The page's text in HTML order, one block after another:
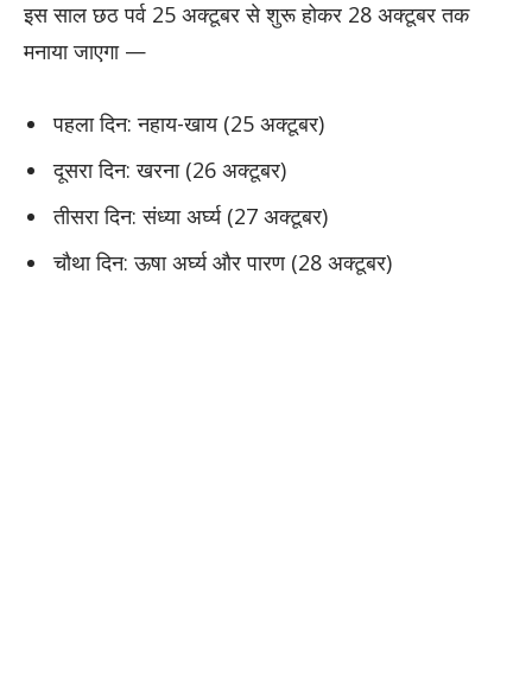
इस साल छठ पर्व 25 अक्टूबर से शुरू होकर 28 अक्टूबर तक
मनाया जाएगा —
पहला दिन: नहाय-खाय (25 अक्टूबर)
दूसरा दिन: खरना (26 अक्टूबर)
तीसरा दिन: संध्या अर्घ्य (27 अक्टूबर)
चौथा दिन: ऊषा अर्घ्य और पारण (28 अक्टूबर)